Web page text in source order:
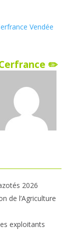
Vendée
✏️
2026
de l’Agriculture
exploitants